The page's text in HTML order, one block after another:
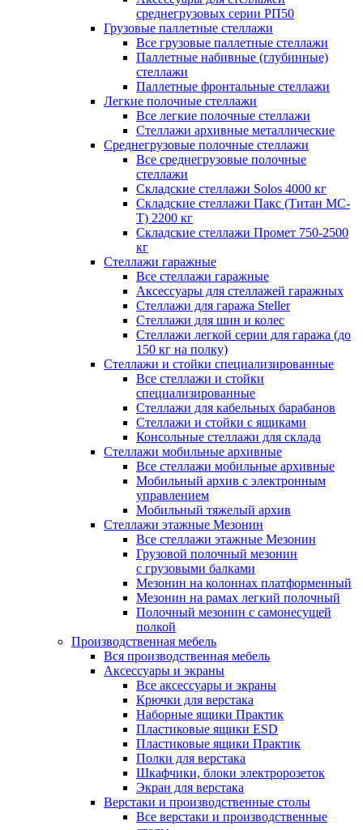
среднегрузовых серии РП50
Грузовые паллетные стеллажи
Все грузовые паллетные стеллажи
Паллетные набивные (глубинные)
стеллажи
Паллетные фронтальные стеллажи
Легкие полочные стеллажи
Все легкие полочные стеллажи
Стеллажи архивные металлические
Среднегрузовые полочные стеллажи
Все среднегрузовые полочные
стеллажи
Складские стеллажи Solos 4000 кг
Складские стеллажи Пакс (Титан МС-
Т) 2200 кг
Складские стеллажи Промет 750-2500
кг
Стеллажи гаражные
Все стеллажи гаражные
Аксессуары для стеллажей гаражных
Стеллажи для гаража Steller
Стеллажи для шин и колес
Стеллажи легкой серии для гаража (до
150 кг на полку)
Стеллажи и стойки специализированные
Все стеллажи и стойки
специализированные
Стеллажи для кабельных барабанов
Стеллажи и стойки с ящиками
Консольные стеллажи для склада
Стеллажи мобильные архивные
Все стеллажи мобильные архивные
Мобильный архив с электронным
управлением
Мобильный тяжелый архив
Стеллажи этажные Мезонин
Все стеллажи этажные Мезонин
Грузовой полочный мезонин
с грузовыми балками
Мезонин на колоннах платформенный
Мезонин на рамах легкий полочный
Полочный мезонин с самонесущей
полкой
Производственная мебель
Вся производственная мебель
Аксессуары и экраны
Все аксессуары и экраны
Крючки для верстака
Наборные ящики Практик
Пластиковые ящики ESD
Пластиковые ящики Практик
Полки для верстака
Шкафчики, блоки электророзеток
Экран для верстака
Верстаки и производственные столы
Все верстаки и производственные